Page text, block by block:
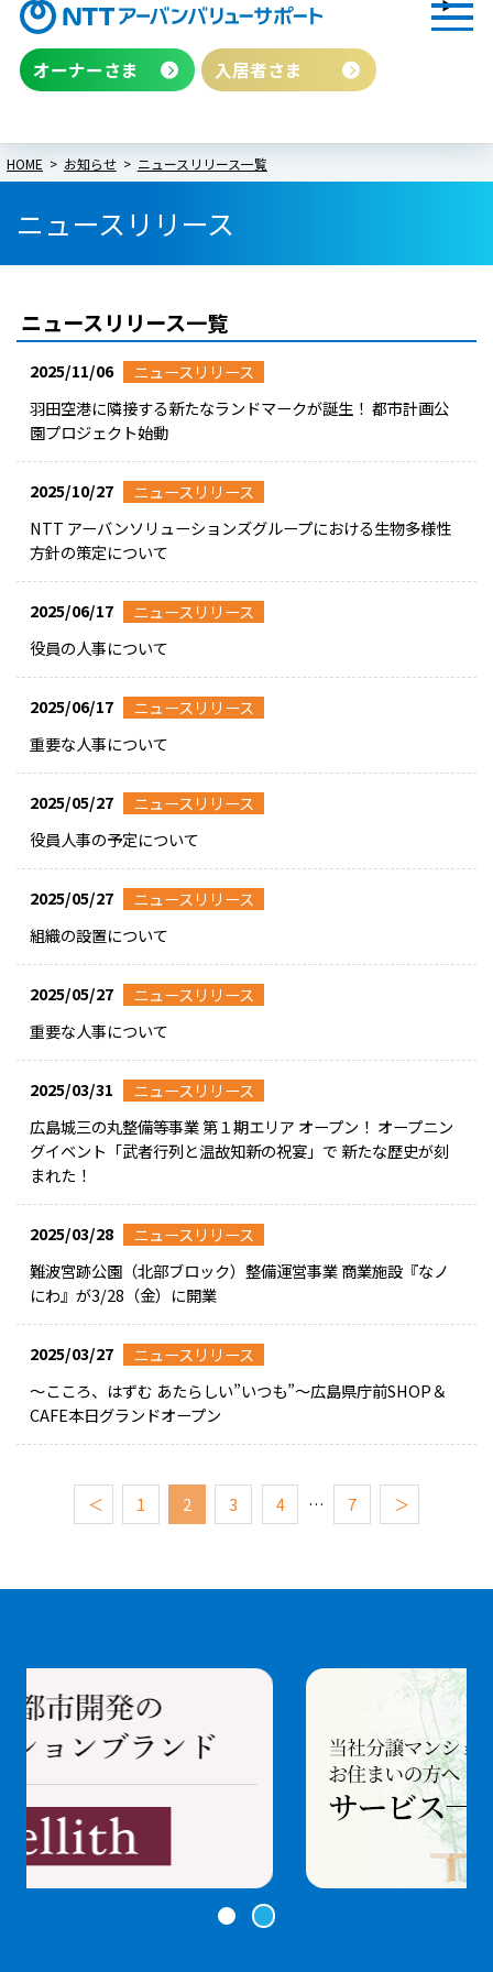
オーナーさま 入居者さま
HOME お知らせ ニュースリリース一覧
ニュースリリース
ニュースリリース一覧
2025/11/06
ニュースリリース
羽田空港に隣接する新たなランドマークが誕生！ 都市計画公
園プロジェクト始動
2025/10/27
ニュースリリース
NTT アーバンソリューションズグループにおける⽣物多様性
⽅針の策定について
2025/06/17
ニュースリリース
役員の人事について
2025/06/17
ニュースリリース
重要な人事について
2025/05/27
ニュースリリース
役員人事の予定について
2025/05/27
ニュースリリース
組織の設置について
2025/05/27
ニュースリリース
重要な人事について
2025/03/31
ニュースリリース
広島城三の丸整備等事業 第１期エリア オープン！ オープニン
グイベント「武者行列と温故知新の祝宴」で 新たな歴史が刻
まれた！
2025/03/28
ニュースリリース
難波宮跡公園（北部ブロック）整備運営事業 商業施設『なノ
にわ』が3/28（⾦）に開業
2025/03/27
ニュースリリース
～こころ、はずむ あたらしい”いつも”～広島県庁前SHOP＆
CAFE本日グランドオープン
＜ 1 2 3 4 … 7 ＞